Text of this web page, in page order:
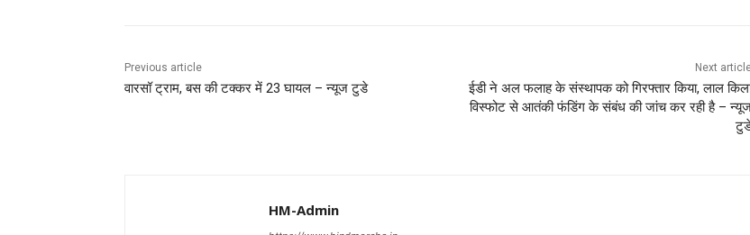
Previous article
वारसॉ ट्राम, बस की टक्कर में 23 घायल – न्यूज टुडे
Next
ईडी ने अल फलाह के संस्थापक को गिरफ्तार किया, लाल
विस्फोट से आतंकी फंडिंग के संबंध की जांच कर रही है –
HM-Admin